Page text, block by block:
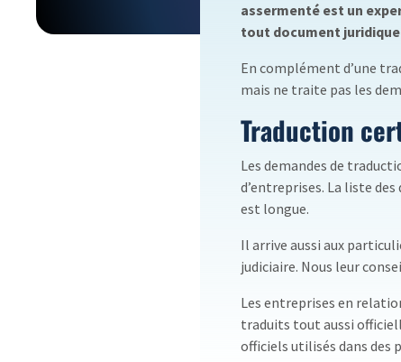
assermenté est un
tout document
En complément d’une
mais ne traite pas les
Traduction
Les demandes de
d’entreprises. La liste
est longue.
Il arrive aussi aux
judiciaire. Nous leur
Les entreprises en
traduits tout aussi
officiels utilisés dans des